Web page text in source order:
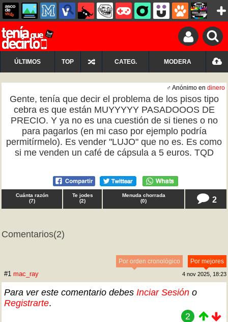
ÚLTIMOS TOP CATEG. MODERA
♂ Anónimo en dinero
Gente, tenía que decir el problema de los pisos tipo
cebra es que están MUYYYYY PASADOOOS DE
PRECIO. Y ya no es una cuestión de si tienes o no
para pagarlos (en mi caso por ejemplo podría
permitírmelo). Es vender "LUJO" que no es. Es como
si me venden un café de cápsula a 5 euros. TQD
Cuánta razón
(7)
Te jodes
(2)
Menuda chorrada
(0) 2
Comentarios(2)
Por mejores
Por orden cronológico
#1 mac_ray 4 nov 2025, 18:23
Para ver este comentario debes Inciar Sesión o
Registrarte.
2